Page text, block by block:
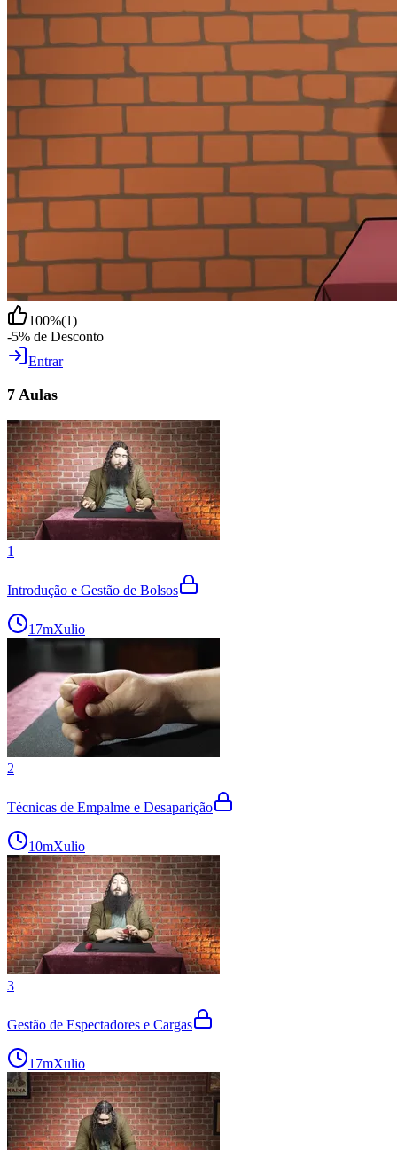
100%(1)
-5% de Desconto
Entrar
7 Aulas
1
Introdução e Gestão de Bolsos
17mXulio
2
Técnicas de Empalme e Desaparição
10mXulio
3
Gestão de Espectadores e Cargas
17mXulio